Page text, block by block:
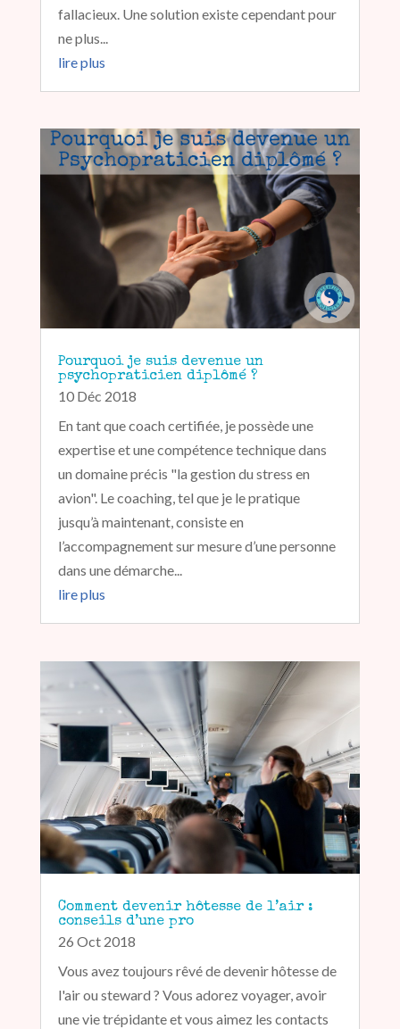
fallacieux. Une solution existe cependant pour
ne plus...
lire plus
Pourquoi je suis devenue un
psychopraticien diplômé ?
10 Déc 2018
En tant que coach certifiée, je possède une
expertise et une compétence technique dans
un domaine précis "la gestion du stress en
avion". Le coaching, tel que je le pratique
jusqu’à maintenant, consiste en
l’accompagnement sur mesure d’une personne
dans une démarche...
lire plus
Comment devenir hôtesse de l’air :
conseils d’une pro
26 Oct 2018
Vous avez toujours rêvé de devenir hôtesse de
l'air ou steward ? Vous adorez voyager, avoir
une vie trépidante et vous aimez les contacts